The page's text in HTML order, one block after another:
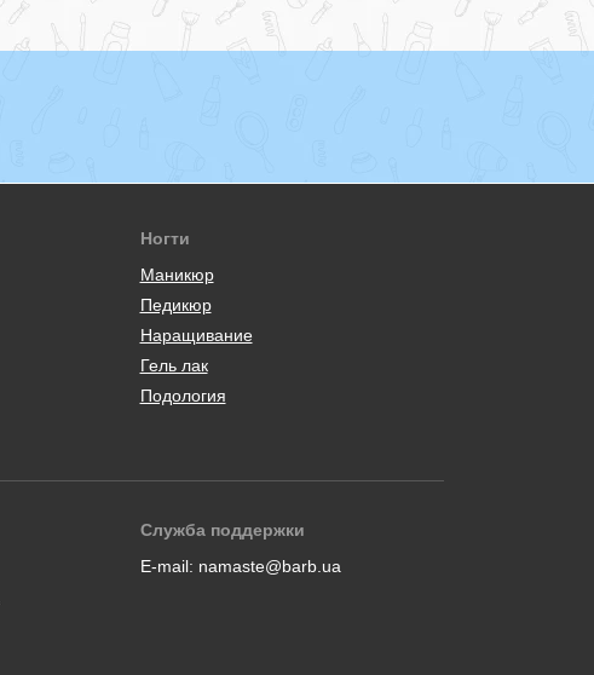
Ногти
Маникюр
Педикюр
Наращивание
Гель лак
Подология
Служба поддержки
E-mail: namaste@barb.ua